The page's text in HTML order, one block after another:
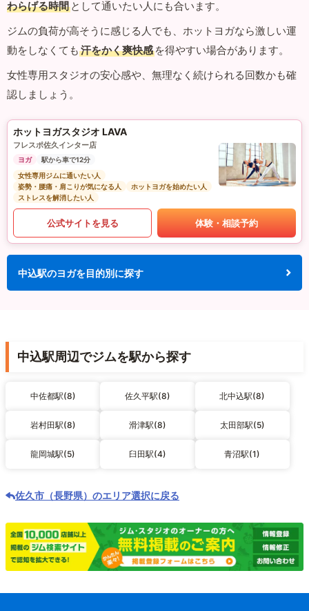
わらげる時間 として通いたい人にも合います。
ジムの負荷が高そうに感じる人でも、ホットヨガなら激しい運
動をしなくても 汗をかく爽快感 を得やすい場合があります。
女性専用スタジオの安心感や、無理なく続けられる回数かも確
認しましょう。
ホットヨガスタジオ LAVA
フレスポ佐久インター店
ヨガ
駅から車で12分
女性専用ジムに通いたい人
姿勢・腰痛・肩こりが気になる人
ホットヨガを始めたい人
ストレスを解消したい人
公式サイトを見る 体験・相談予約
中込駅のヨガを目的別に探す
中込駅周辺でジムを駅から探す
中佐都駅(8) 佐久平駅(8) 北中込駅(8)
岩村田駅(8) 滑津駅(8) 太田部駅(5)
龍岡城駅(5) 臼田駅(4) 青沼駅(1)
佐久市（長野県）のエリア選択に戻る